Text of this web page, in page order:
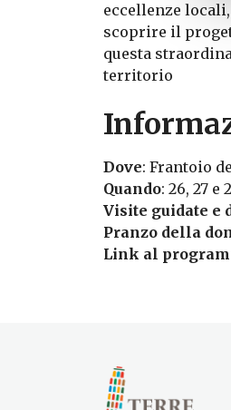
eccellenze
scoprire il
questa
territorio
Dove: Frantoio
Quando: 26, 27 e
Visite guidate e
Pranzo della
Link al